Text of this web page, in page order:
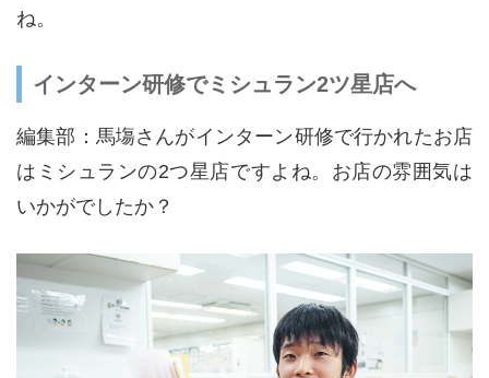
ね。
インターン研修でミシュラン2ツ星店へ
編集部：馬塲さんがインターン研修で行かれたお店
はミシュランの2つ星店ですよね。お店の雰囲気は
いかがでしたか？